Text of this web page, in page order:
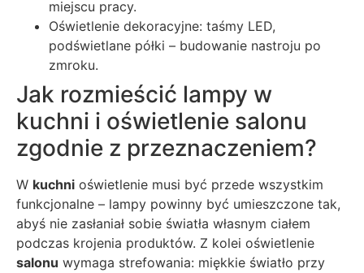
miejscu pracy.
Oświetlenie dekoracyjne: taśmy LED,
podświetlane półki – budowanie nastroju po
zmroku.
Jak rozmieścić lampy w
kuchni i oświetlenie salonu
zgodnie z przeznaczeniem?
W kuchni oświetlenie musi być przede wszystkim
funkcjonalne – lampy powinny być umieszczone tak,
abyś nie zasłaniał sobie światła własnym ciałem
podczas krojenia produktów. Z kolei oświetlenie
salonu wymaga strefowania: miękkie światło przy